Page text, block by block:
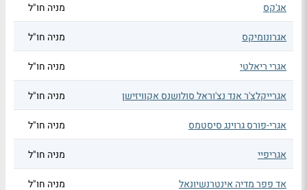
אג'קס מניה חו"ל
אגרונומיקס מניה חו"ל
אגרי ריאלטי מניה חו"ל
אגרייקלצ'ר אנד נצ'וראל סולושנס אקוויזישן מניה חו"ל
אגרי-פורס גרוינג סיסטמס מניה חו"ל
אגריפיי מניה חו"ל
אד פפר מדיה אינטרנשיונאל מניה חו"ל